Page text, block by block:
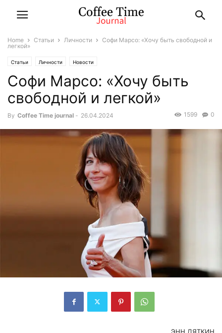
Home Статьи Личности
Софи Марсо: «Хочу быть свободной и
легкой»
Статьи Личности Новости
Софи Марсо: «Хочу быть
свободной и легкой»
By Coffee Time journal - 26.04.2024 0
1599